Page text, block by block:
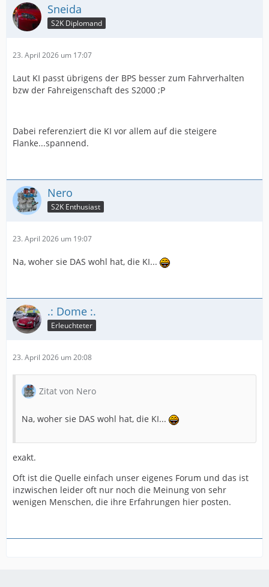
Sneida
S2K Diplomand
23. April 2026 um 17:07
Laut KI passt übrigens der BPS besser zum Fahrverhalten
bzw der Fahreigenschaft des S2000 ;P
Dabei referenziert die KI vor allem auf die steigere
Flanke...spannend.
Nero
S2K Enthusiast
23. April 2026 um 19:07
Na, woher sie DAS wohl hat, die KI...
.: Dome :.
Erleuchteter
23. April 2026 um 20:08
Zitat von Nero
Na, woher sie DAS wohl hat, die KI...
exakt.
Oft ist die Quelle einfach unser eigenes Forum und das ist
inzwischen leider oft nur noch die Meinung von sehr
wenigen Menschen, die ihre Erfahrungen hier posten.